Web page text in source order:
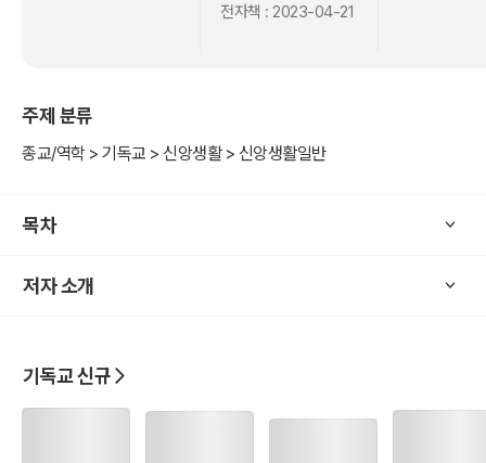
전자책 : 2023-04-21
주제 분류
종교/역학 > 기독교 > 신앙생활 > 신앙생활일반
목차
저자 소개
기독교 신규